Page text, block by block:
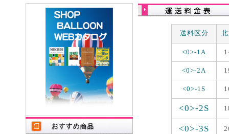
送料区分
<0>-1A
<0>-2A
<0>-1S
<0>-2S
<0>-3S